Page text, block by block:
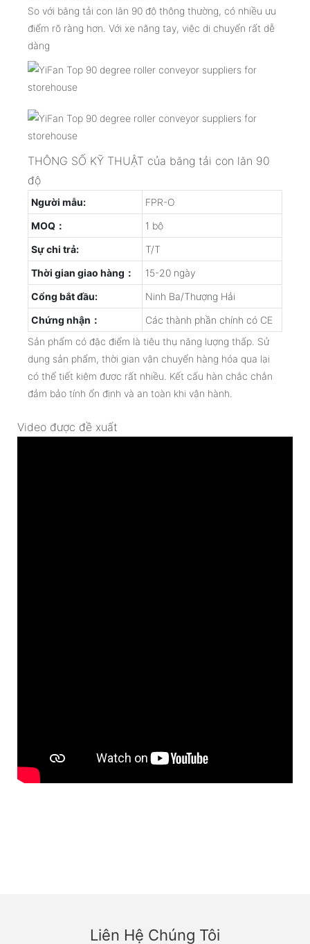
So với băng tải con lăn 90 độ thông thường, có nhiều ưu
điểm rõ ràng hơn. Với xe nâng tay, việc di chuyển rất dễ
dàng
THÔNG SỐ KỸ THUẬT của băng tải con lăn 90
độ
Người mẫu:
FPR-O
MOQ：
1 bộ
Sự chi trả:
T/T
Thời gian giao hàng：
15-20 ngày
Cổng bắt đầu:
Ninh Ba/Thượng Hải
Chứng nhận：
Các thành phần chính có CE
Sản phẩm có đặc điểm là tiêu thụ năng lượng thấp. Sử
dụng sản phẩm, thời gian vận chuyển hàng hóa qua lại
có thể tiết kiệm được rất nhiều. Kết cấu hàn chắc chắn
đảm bảo tính ổn định và an toàn khi vận hành.
Video được đề xuất
Liên Hệ Chúng Tôi